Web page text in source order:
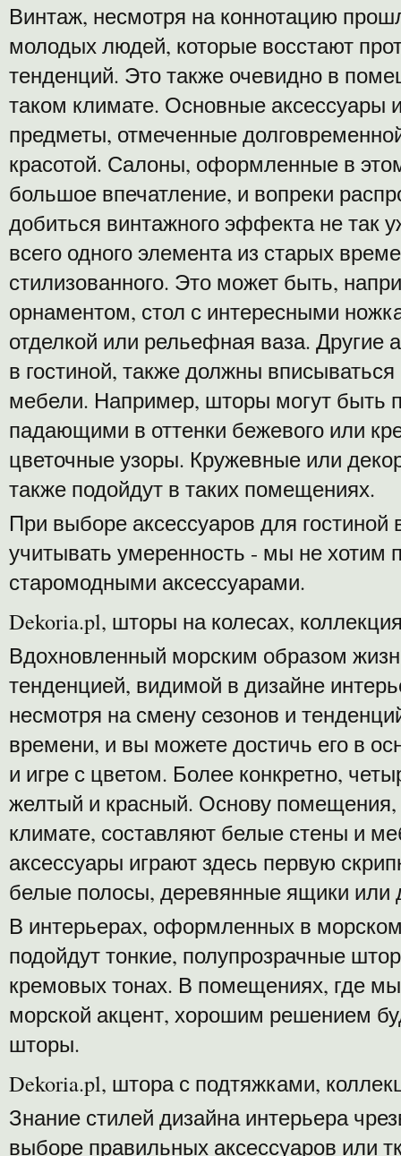
Винтаж, несмотря на коннотацию
молодых людей, которые восстают
тенденций. Это также очевидно в
таком климате. Основные аксессуары
предметы, отмеченные
красотой. Салоны, оформленные в
большое впечатление, и вопреки
добиться винтажного эффекта не так
всего одного элемента из старых
стилизованного. Это может быть,
орнаментом, стол с интересными
отделкой или рельефная ваза. Другие
в гостиной, также должны
мебели. Например, шторы могут быть
падающими в оттенки бежевого или
цветочные узоры. Кружевные или
также подойдут в таких помещениях.
При выборе аксессуаров для
учитывать умеренность - мы не хотим
старомодными аксессуарами.
Dekoria.pl, шторы на колесах,
Вдохновленный морским образом
тенденцией, видимой в дизайне
несмотря на смену сезонов и
времени, и вы можете достичь его в
и игре с цветом. Более конкретно,
желтый и красный. Основу помещения,
климате, составляют белые стены и
аксессуары играют здесь первую
белые полосы, деревянные ящики или
В интерьерах, оформленных в
подойдут тонкие, полупрозрачные
кремовых тонах. В помещениях, где
морской акцент, хорошим решением
шторы.
Dekoria.pl, штора с подтяжками,
Знание стилей дизайна интерьера
выборе правильных аксессуаров или